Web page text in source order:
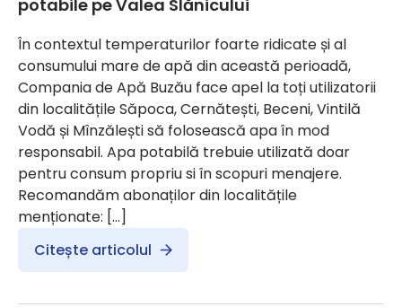
potabile pe Valea Slănicului
În contextul temperaturilor foarte ridicate și al
consumului mare de apă din această perioadă,
Compania de Apă Buzău face apel la toți utilizatorii
din localitățile Săpoca, Cernătești, Beceni, Vintilă
Vodă și Mînzălești să folosească apa în mod
responsabil. Apa potabilă trebuie utilizată doar
pentru consum propriu si în scopuri menajere.
Recomandăm abonaților din localitățile
menționate: […]
Citește articolul